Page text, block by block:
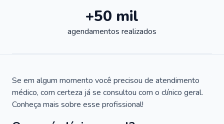
+50 mil
agendamentos realizados
Se em algum momento você precisou de atendimento
médico, com certeza já se consultou com o clínico geral.
Conheça mais sobre esse profissional!